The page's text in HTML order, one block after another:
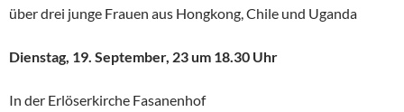
über drei junge Frauen aus Hongkong, Chile und Uganda
Dienstag, 19. September, 23 um 18.30 Uhr
In der Erlöserkirche Fasanenhof